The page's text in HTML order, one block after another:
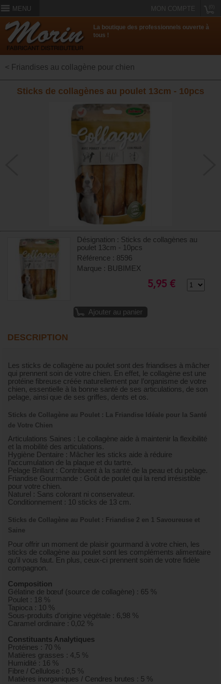
MENU MON COMPTE
La boutique des professionnels ouverte à
tous !
< Friandises au collagène pour chien
Sticks de collagènes au poulet 13cm - 10pcs
Désignation : Sticks de collagènes au
poulet 13cm - 10pcs
Référence : 8596
Marque : BUBIMEX
5,95 €
Ajouter au panier
DESCRIPTION
Les sticks de collagène au poulet sont des friandises à mâcher
qui prennent soin de votre chien. En effet, le collagène est une
protéine fibreuse créée naturellement par l’organisme de votre
chien, essentielle à la bonne santé de ses articulations, de son
pelage, ainsi que de ses griffes, dents et os.
Sticks de Collagène au Poulet : La Friandise Idéale pour la Santé
de Votre Chien
Articulations Saines : Le collagène aide à maintenir la flexibilité
et la mobilité des articulations.
Hygiène Dentaire : Mâcher les sticks aide à réduire
l’accumulation de la plaque et du tartre.
Pelage Brillant : Contribuent à la santé de la peau et du pelage.
Friandise Gourmande : Goût de poulet qui la rend irrésistible
pour votre chien.
Naturel : Sans colorant ni conservateur.
Conditionnement : 10 sticks de 13 cm.
Sticks de Collagène au Poulet : Friandise 2 en 1 Savoureuse et
Saine
Pour offrir un moment de plaisir gourmand à votre chien, les
sticks de collagène au poulet sont les compléments alimentaire
qu’il vous faut. En plus, ceux-ci prennent soin de votre fidèle
compagnon.
Composition
Gélatine de bœuf (source de collagène) : 65 %
Poulet : 18 %
Tapioca : 10 %
Sous-produits d’origine végétale : 6,98 %
Caramel ordinaire : 0,02 %
Constituants Analytiques
Protéines : 70 %
Matières grasses : 4,5 %
Humidité : 16 %
Fibre / Cellulose : 0,5 %
Matières inorganiques / Cendres brutes : 5 %